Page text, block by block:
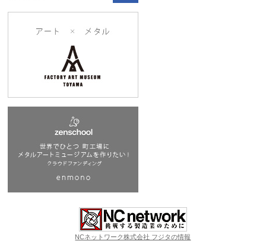
NCネットワーク株式会社 フジタの情報